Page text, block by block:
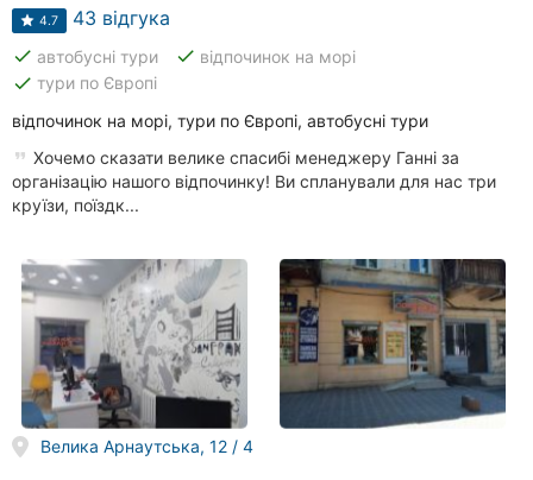
4.7 43 відгука
done автобусні тури done відпочинок на морі
done тури по Європі
відпочинок на морі, тури по Європі, автобусні тури
Хочемо сказати велике спасибі менеджеру Ганні за
організацію нашого відпочинку! Ви спланували для нас три
круїзи, поїздк...
Велика Арнаутська, 12 / 4